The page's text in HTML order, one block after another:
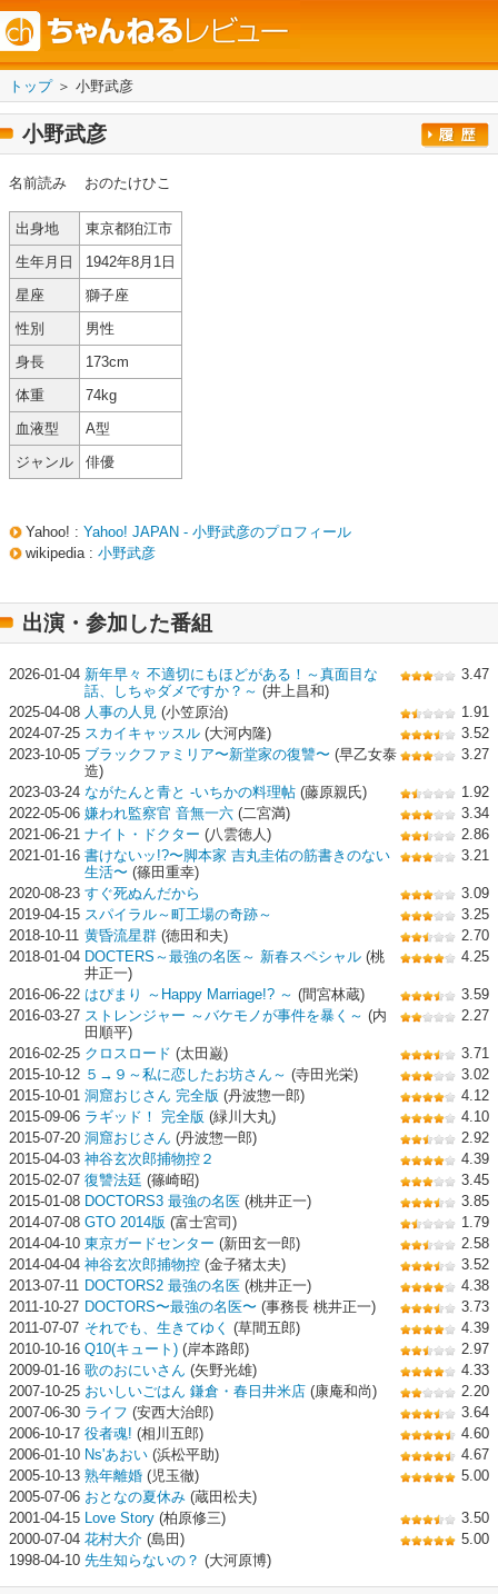
トップ＞ 小野武彦
小野武彦
名前読み おのたけひこ
出身地
東京都狛江市
生年月日
1942年8月1日
星座
獅子座
性別
男性
身長
173cm
体重
74kg
血液型
A型
ジャンル
俳優
Yahoo! : Yahoo! JAPAN - 小野武彦のプロフィール
wikipedia : 小野武彦
出演・参加した番組
2026-01-04 新年早々 不適切にもほどがある！～真面目な
話、しちゃダメですか？～ (井上昌和)
3.47
2025-04-08 人事の人見 (小笠原治)
1.91
2024-07-25 スカイキャッスル (大河内隆)
3.52
2023-10-05 ブラックファミリア〜新堂家の復讐〜 (早乙女泰
造)
3.27
2023-03-24 ながたんと青と -いちかの料理帖 (藤原親氏)
1.92
2022-05-06 嫌われ監察官 音無一六 (二宮満)
3.34
2021-06-21 ナイト・ドクター (八雲徳人)
2.86
2021-01-16 書けないッ!?〜脚本家 吉丸圭佑の筋書きのない
生活〜 (篠田重幸)
3.21
2020-08-23 すぐ死ぬんだから
3.09
2019-04-15 スパイラル～町工場の奇跡～
3.25
2018-10-11 黄昏流星群 (徳田和夫)
2.70
2018-01-04 DOCTERS～最強の名医～ 新春スペシャル (桃
井正一)
4.25
2016-06-22 はぴまり ～Happy Marriage!? ～ (間宮林蔵)
3.59
2016-03-27 ストレンジャー ～バケモノが事件を暴く～ (内
田順平)
2.27
2016-02-25 クロスロード (太田巌)
3.71
2015-10-12 ５→９～私に恋したお坊さん～ (寺田光栄)
3.02
2015-10-01 洞窟おじさん 完全版 (丹波惣一郎)
4.12
2015-09-06 ラギッド！ 完全版 (緑川大丸)
4.10
2015-07-20 洞窟おじさん (丹波惣一郎)
2.92
2015-04-03 神谷玄次郎捕物控２
4.39
2015-02-07 復讐法廷 (篠崎昭)
3.45
2015-01-08 DOCTORS3 最強の名医 (桃井正一)
3.85
2014-07-08 GTO 2014版 (富士宮司)
1.79
2014-04-10 東京ガードセンター (新田玄一郎)
2.58
2014-04-04 神谷玄次郎捕物控 (金子猪太夫)
3.52
2013-07-11 DOCTORS2 最強の名医 (桃井正一)
4.38
2011-10-27 DOCTORS〜最強の名医〜 (事務長 桃井正一)
3.73
2011-07-07 それでも、生きてゆく (草間五郎)
4.39
2010-10-16 Q10(キュート) (岸本路郎)
2.97
2009-01-16 歌のおにいさん (矢野光雄)
4.33
2007-10-25 おいしいごはん 鎌倉・春日井米店 (康庵和尚)
2.20
2007-06-30 ライフ (安西大治郎)
3.64
2006-10-17 役者魂! (相川五郎)
4.60
2006-01-10 Ns'あおい (浜松平助)
4.67
2005-10-13 熟年離婚 (児玉徹)
5.00
2005-07-06 おとなの夏休み (蔵田松夫)
2001-04-15 Love Story (柏原修三)
3.50
2000-07-04 花村大介 (島田)
5.00
1998-04-10 先生知らないの？ (大河原博)